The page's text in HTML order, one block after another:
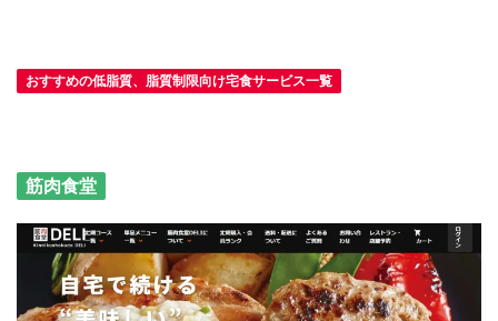
おすすめの低脂質、脂質制限向け宅食サービス一覧
筋肉食堂